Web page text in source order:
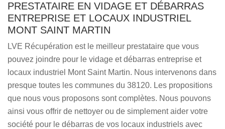
PRESTATAIRE EN VIDAGE ET DÉBARRAS
ENTREPRISE ET LOCAUX INDUSTRIEL
MONT SAINT MARTIN
LVE Récupération est le meilleur prestataire que vous
pouvez joindre pour le vidage et débarras entreprise et
locaux industriel Mont Saint Martin. Nous intervenons dans
presque toutes les communes du 38120. Les propositions
que nous vous proposons sont complètes. Nous pouvons
ainsi vous offrir de nettoyer ou de simplement aider votre
société pour le débarras de vos locaux industriels avec